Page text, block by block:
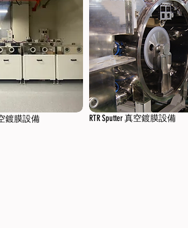
空鍍膜設備 RTR Sputter 真空鍍膜設備